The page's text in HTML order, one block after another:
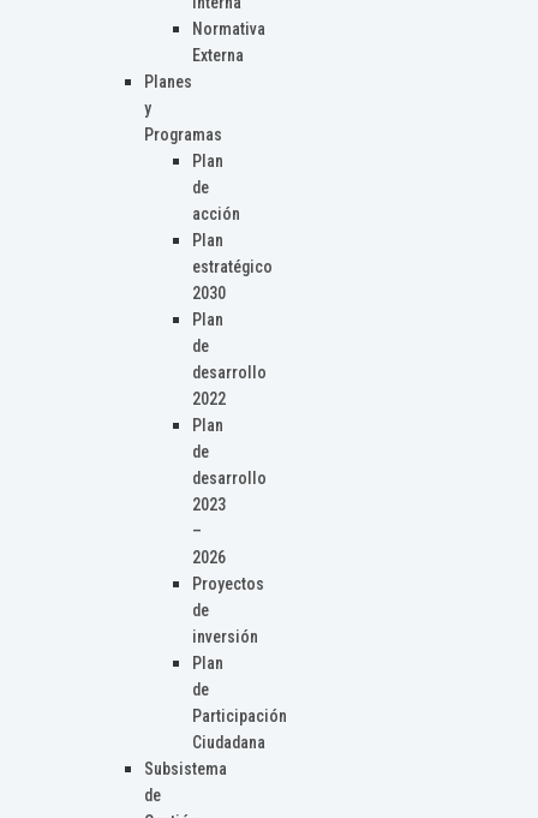
Normativa
Externa
Planes
y
Programas
Plan
de
acción
Plan
estratégico
2030
Plan
de
desarrollo
2022
Plan
de
desarrollo
2023
–
2026
Proyectos
de
inversión
Plan
de
Participación
Ciudadana
Subsistema
de